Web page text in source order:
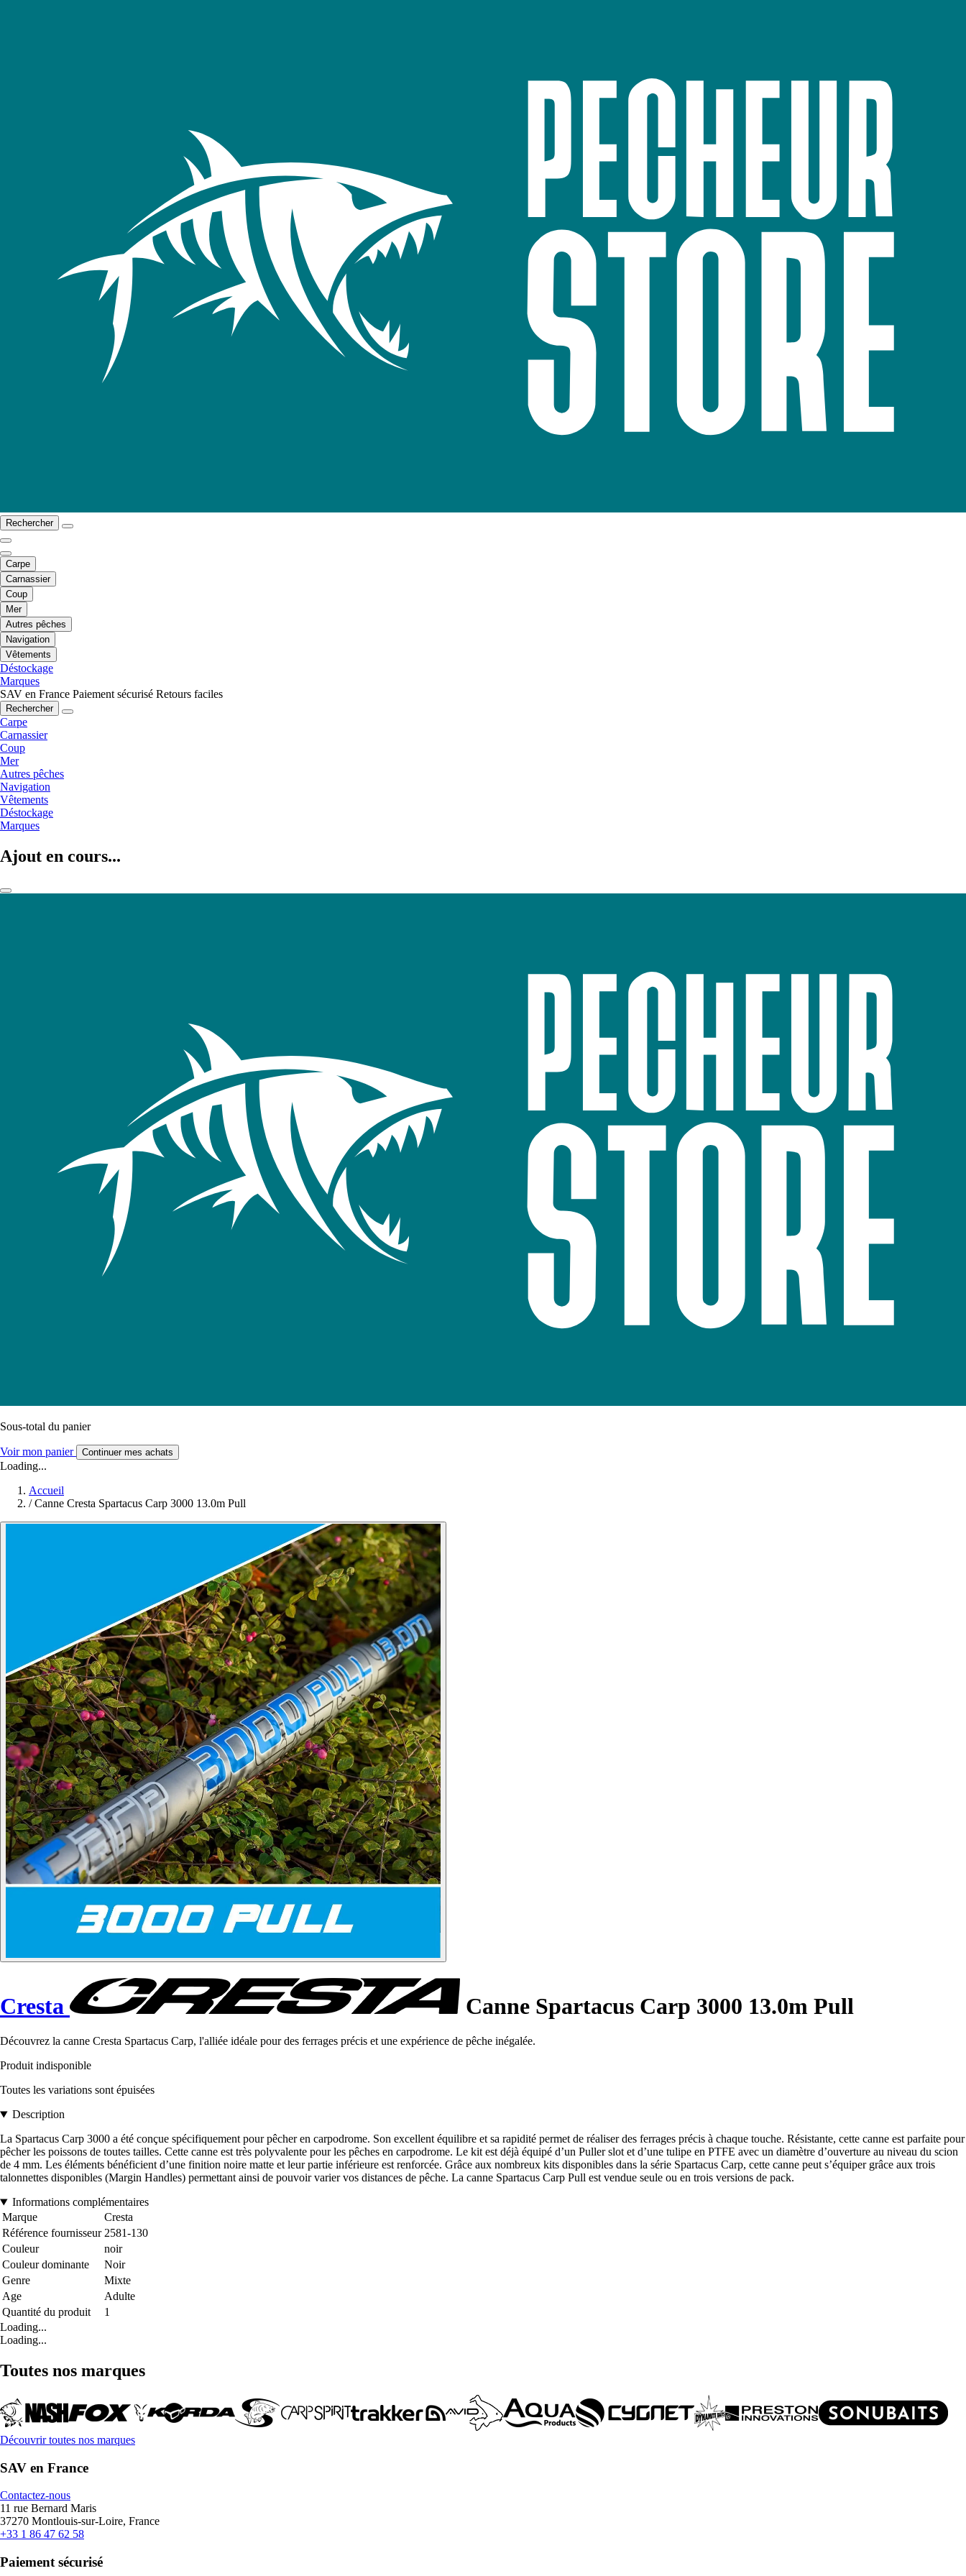
Rechercher
Carpe
Carnassier
Coup
Mer
Autres pêches
Navigation
Vêtements
Déstockage
Marques
SAV en France Paiement sécurisé Retours faciles
Rechercher
Carpe
Carnassier
Coup
Mer
Autres pêches
Navigation
Vêtements
Déstockage
Marques
Ajout en cours...
Sous-total du panier
Voir mon panier Continuer mes achats
Loading...
Accueil
/ Canne Cresta Spartacus Carp 3000 13.0m Pull
Cresta Canne Spartacus Carp 3000 13.0m Pull
Découvrez la canne Cresta Spartacus Carp, l'alliée idéale pour des ferrages précis et une expérience de pêche inégalée.
Produit indisponible
Toutes les variations sont épuisées
Description
La Spartacus Carp 3000 a été conçue spécifiquement pour pêcher en carpodrome. Son excellent équilibre et sa rapidité permet de réaliser des ferrages précis à chaque touche. Résistante, cette canne est parfaite pour
pêcher les poissons de toutes tailles. Cette canne est très polyvalente pour les pêches en carpodrome. Le kit est déjà équipé d’un Puller slot et d’une tulipe en PTFE avec un diamètre d’ouverture au niveau du scion
de 4 mm. Les éléments bénéficient d’une finition noire matte et leur partie inférieure est renforcée. Grâce aux nombreux kits disponibles dans la série Spartacus Carp, cette canne peut s’équiper grâce aux trois
talonnettes disponibles (Margin Handles) permettant ainsi de pouvoir varier vos distances de pêche. La canne Spartacus Carp Pull est vendue seule ou en trois versions de pack.
Informations complémentaires
Marque
Cresta
Référence fournisseur 2581-130
Couleur
noir
Couleur dominante
Noir
Genre
Mixte
Age
Adulte
Quantité du produit
1
Loading...
Loading...
Toutes nos marques
Découvrir toutes nos marques
SAV en France
Contactez-nous
11 rue Bernard Maris
37270 Montlouis-sur-Loire, France
+33 1 86 47 62 58
Paiement sécurisé